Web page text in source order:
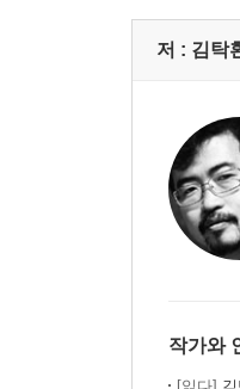
저 : 김탁
작가와